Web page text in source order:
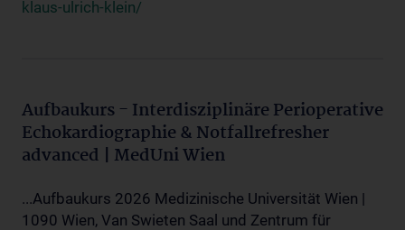
klaus-ulrich-klein/
Aufbaukurs - Interdisziplinäre Perioperative
Echokardiographie & Notfallrefresher
advanced | MedUni Wien
...Aufbaukurs 2026 Medizinische Universität Wien |
1090 Wien, Van Swieten Saal und Zentrum für